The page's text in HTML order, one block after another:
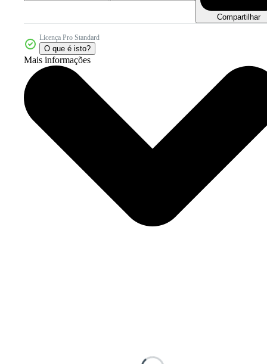
Compartilhar
Licença Pro Standard
O que é isto?
Mais informações